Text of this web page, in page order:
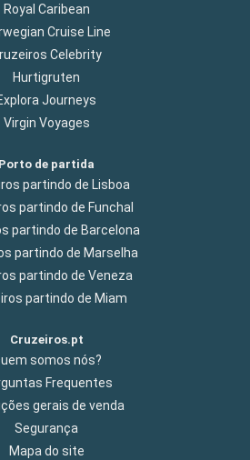
Royal Caribean
Cruise Line
Celebrity
Hurtigruten
Journeys
Virgin Voyages
Porto de partida
partindo de Lisboa
partindo de Funchal
partindo de Barcelona
partindo de Marselha
partindo de Veneza
partindo de Miam
Cruzeiros.pt
somos nós?
Frequentes
gerais de venda
Segurança
Mapa do site